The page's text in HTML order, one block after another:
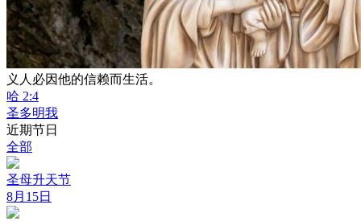
义人必因他的信赖而生活。
哈 2:4
圣多明我
近期节日
全部
圣母升天节
8月15日